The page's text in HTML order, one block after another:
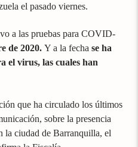
el pasado viernes.
a las pruebas para COVID-
de 2020.Y a la fechase ha
el virus, las cuales han
que ha circulado los últimos
sobre la presencia
la ciudad de Barranquilla, el